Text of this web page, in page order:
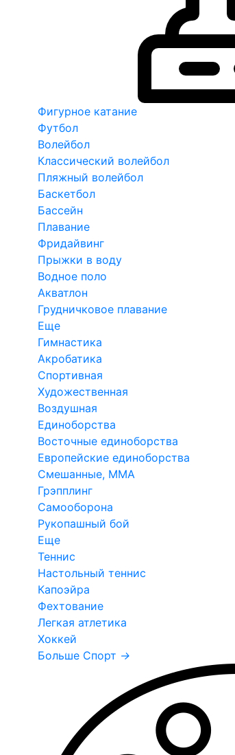
Фигурное катание
Футбол
Волейбол
Классический волейбол
Пляжный волейбол
Баскетбол
Бассейн
Плавание
Фридайвинг
Прыжки в воду
Водное поло
Акватлон
Грудничковое плавание
Еще
Гимнастика
Акробатика
Спортивная
Художественная
Воздушная
Единоборства
Восточные единоборства
Европейские единоборства
Смешанные, ММА
Грэпплинг
Самооборона
Рукопашный бой
Еще
Теннис
Настольный теннис
Капоэйра
Фехтование
Легкая атлетика
Хоккей
Больше Спорт →